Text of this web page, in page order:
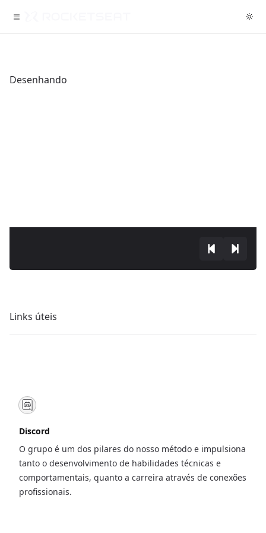
Desenhando
Links úteis
Discord
O grupo é um dos pilares do nosso método e impulsiona
tanto o desenvolvimento de habilidades técnicas e
comportamentais, quanto a carreira através de conexões
profissionais.